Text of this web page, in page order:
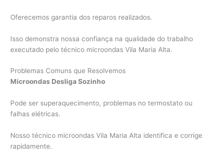
Oferecemos garantia dos reparos realizados.
Isso demonstra nossa confiança na qualidade do trabalho
executado pelo técnico microondas Vila Maria Alta.
Problemas Comuns que Resolvemos
Microondas Desliga Sozinho
Pode ser superaquecimento, problemas no termostato ou
falhas elétricas.
Nosso técnico microondas Vila Maria Alta identifica e corrige
rapidamente.